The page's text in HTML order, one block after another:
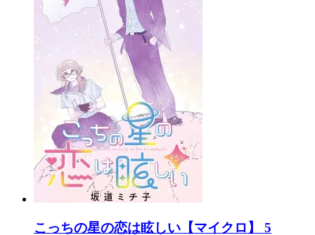
こっちの星の恋は眩しい【マイクロ】 5